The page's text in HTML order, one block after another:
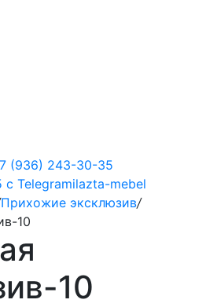
(936) 243-30-35
с Telegramilazta-mebel
Прихожие эксклюзив/
10
10